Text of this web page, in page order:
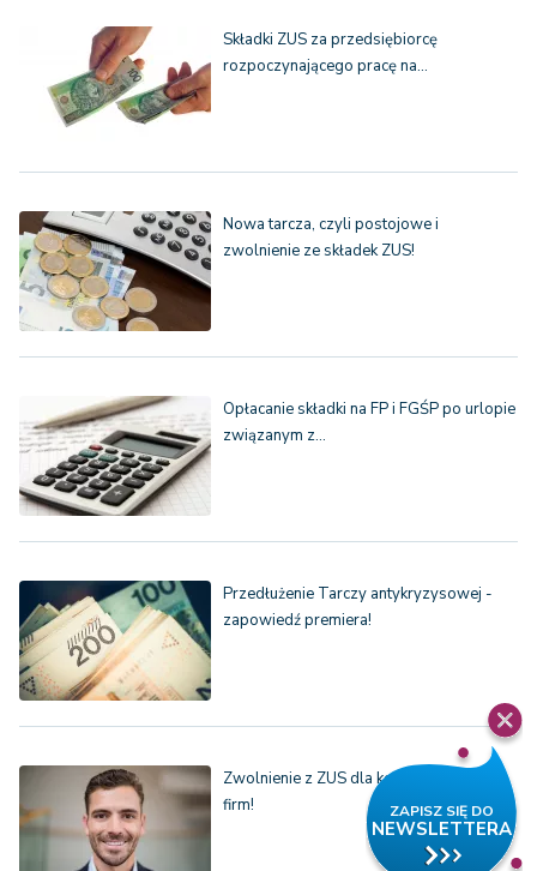
Składki ZUS za przedsiębiorcę
rozpoczynającego pracę na…
Nowa tarcza, czyli postojowe i
zwolnienie ze składek ZUS!
Opłacanie składki na FP i FGŚP po urlopie
związanym z…
Przedłużenie Tarczy antykryzysowej -
zapowiedź premiera!
Zwolnienie z ZUS dla kolejnych 150 000
firm!